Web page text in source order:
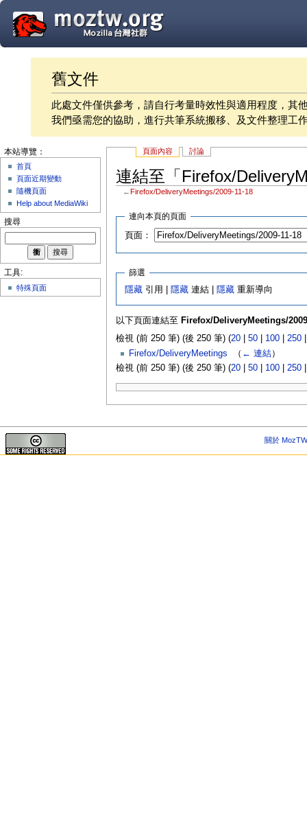
舊文件
此處文件僅供參考，請自行考量時效性與適用程度，其
我們亟需您的協助，進行共筆系統搬移、及文件整理工
頁面內容 討論
連結至「Firefox/
← Firefox/DeliveryMeetings/2009-11-18
連向本頁的頁面
頁面：
篩選
隱藏 引用 | 隱藏 連結 | 隱藏 重新導向
以下頁面連結至 Firefox/DeliveryMeetings/
檢視 (前 250 筆) (後 250 筆) (20| 50| 100| 250
Firefox/DeliveryMeetings
（ ← 連結）
檢視 (前 250 筆) (後 250 筆) (20| 50| 100| 250
本站導覽：
首頁
頁面近期變動
隨機頁面
Help about MediaWiki
搜尋
工具:
特殊頁面
關於